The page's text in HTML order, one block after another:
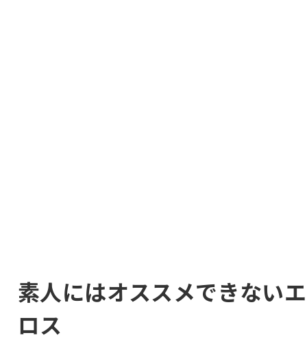
素人にはオススメできないエ
ロス